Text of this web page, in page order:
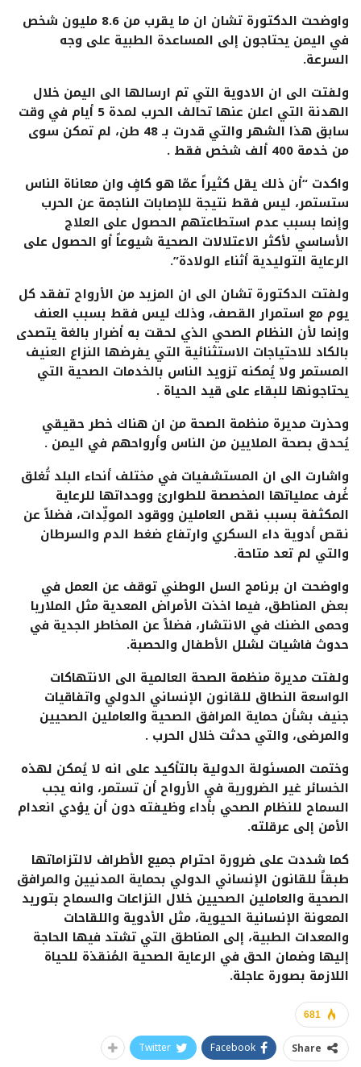
واوضحت الدكتورة تشان ان ما يقرب من 8.6 مليون شخص
في اليمن يحتاجون إلى المساعدة الطبية على وجه
السرعة.
ولفتت الى ان الادوية التي تم ارسالها الى اليمن خلال
الهدنة التي اعلن عنها تحالف الحرب لمدة 5 أيام في وقت
سابق هذا الشهر والتي قدرت بـ 48 طن، لم تمكن سوى
من خدمة 400 ألف شخص فقط .
واكدت “أن ذلك يقل كثيراً عمّا هو كافٍ وان معاناة الناس
ستستمر، ليس فقط نتيجة للإصابات الناجمة عن الحرب
وإنما بسبب عدم استطاعتهم الحصول على العلاج
الأساسي لأكثر الاعتلالات الصحية شيوعاً أو الحصول على
الرعاية التوليدية أثناء الولادة”.
ولفتت الدكتورة تشان الى ان المزيد من الأرواح تفقد كل
يوم مع استمرار القصف، وذلك ليس فقط بسبب العنف
وإنما لأن النظام الصحي الذي لحقت به أضرار بالغة يتصدى
بالكاد للاحتياجات الاستثنائية التي يفرضها النزاع العنيف
المستمر ولا يُمكنه تزويد الناس بالخدمات الصحية التي
يحتاجونها للبقاء على قيد الحياة .
وحذرت مديرة منظمة الصحة من ان هناك خطر حقيقي
يُحدق بصحة الملايين من الناس وأرواحهم في اليمن .
واشارت الى ان المستشفيات في مختلف أنحاء البلد تُغلق
غُرف عملياتها المخصصة للطوارئ ووحداتها للرعاية
المكثفة بسبب نقص العاملين ووقود المولِّدات، فضلاً عن
نقص أدوية داء السكري وارتفاع ضغط الدم والسرطان
والتي لم تعد متاحة.
واوضحت ان برنامج السل الوطني توقف عن العمل في
بعض المناطق، فيما اخذت الأمراض المعدية مثل الملاريا
وحمى الضنك في الانتشار، فضلاً عن المخاطر الجدية في
حدوث فاشيات لشلل الأطفال والحصبة.
ولفتت مديرة منظمة الصحة العالمية الى الانتهاكات
الواسعة النطاق للقانون الإنساني الدولي واتفاقيات
جنيف بشأن حماية المرافق الصحية والعاملين الصحيين
والمرضى، والتي حدثت خلال الحرب .
وختمت المسئولة الدولية بالتأكيد على انه لا يُمكن لهذه
الخسائر غير الضرورية في الأرواح أن تستمر، وانه يجب
السماح للنظام الصحي بأداء وظيفته دون أن يؤدي انعدام
الأمن إلى عرقلته.
كما شددت على ضرورة احترام جميع الأطراف لالتزاماتها
طبقاً للقانون الإنساني الدولي بحماية المدنيين والمرافق
الصحية والعاملين الصحيين خلال النزاعات والسماح بتوريد
المعونة الإنسانية الحيوية، مثل الأدوية واللقاحات
والمعدات الطبية، إلى المناطق التي تشتد فيها الحاجة
إليها وضمان الحق في الرعاية الصحية المُنقذة للحياة
اللازمة بصورة عاجلة.
681
Share
Facebook
Twitter